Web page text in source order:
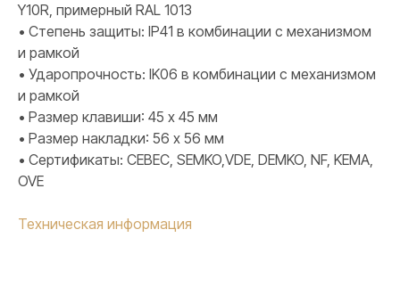
Y10R, примерный RAL 1013
• Степень защиты: IP41 в комбинации с механизмом
и рамкой
• Ударопрочность: IK06 в комбинации с механизмом
и рамкой
• Размер клавиши: 45 х 45 мм
• Размер накладки: 56 х 56 мм
• Сертификаты: CEBEC, SEMKO,VDE, DEMKO, NF, KEMA,
OVE
Техническая информация